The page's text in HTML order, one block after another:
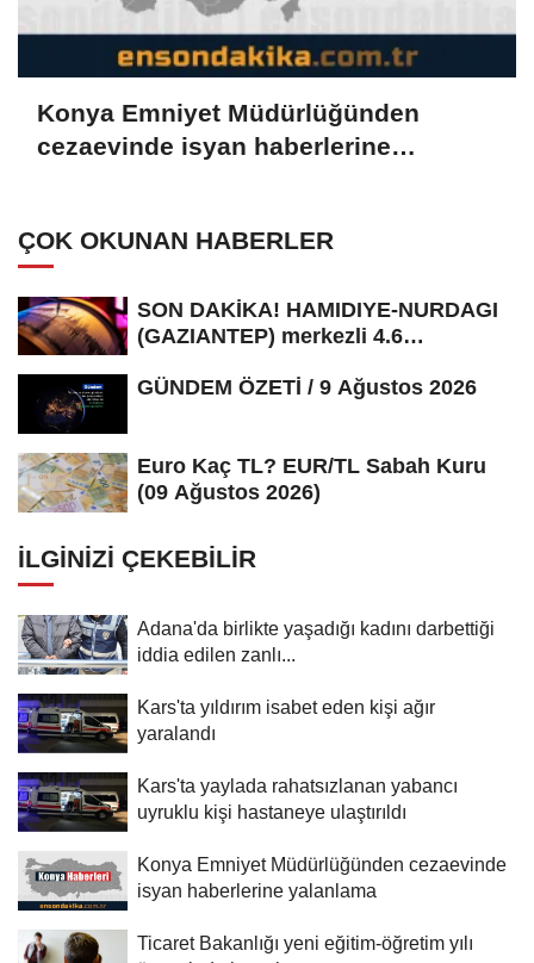
Konya Emniyet Müdürlüğünden
cezaevinde isyan haberlerine
ÇOK OKUNAN HABERLER
SON DAKİKA! HAMIDIYE-NURDAGI
(GAZIANTEP) merkezli 4.6
GÜNDEM ÖZETİ / 9 Ağustos 2026
Euro Kaç TL? EUR/TL Sabah Kuru
(09 Ağustos 2026)
İLGINIZI ÇEKEBILIR
Adana'da birlikte yaşadığı kadını darbettiği
iddia edilen zanlı...
Kars'ta yıldırım isabet eden kişi ağır
yaralandı
Kars'ta yaylada rahatsızlanan yabancı
uyruklu kişi hastaneye ulaştırıldı
Konya Emniyet Müdürlüğünden cezaevinde
isyan haberlerine yalanlama
Ticaret Bakanlığı yeni eğitim-öğretim yılı